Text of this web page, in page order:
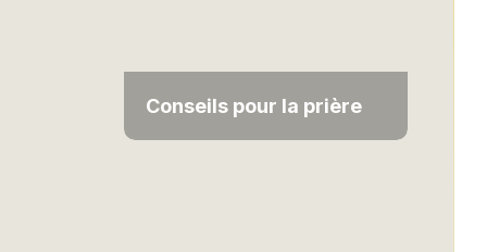
Conseils pour la prière